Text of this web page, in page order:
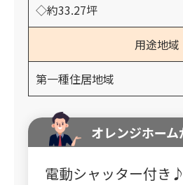
◇約33.27坪
用途地域
第一種住居地域
オレンジホー
電動シャッター付き